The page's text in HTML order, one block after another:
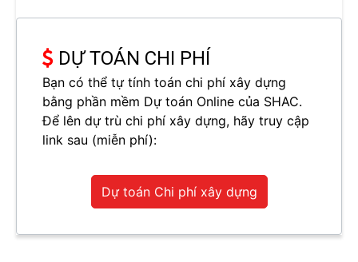
DỰ TOÁN CHI PHÍ
Bạn có thể tự tính toán chi phí xây dựng
bằng phần mềm Dự toán Online của SHAC.
Để lên dự trù chi phí xây dựng, hãy truy cập
link sau (miễn phí):
Dự toán Chi phí xây dựng